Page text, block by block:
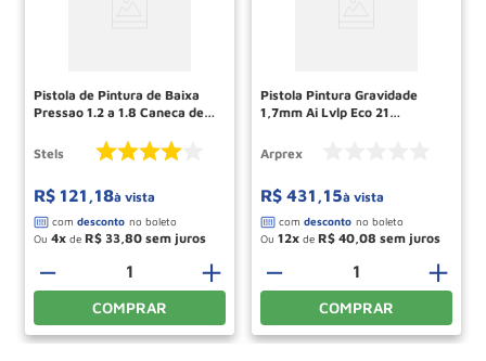
Pistola de Pintura de Baixa
Pressao 1.2 a 1.8 Caneca de
Stels
R$ 121 ,18à vista
Ou 4 de R$ 33,80
＋
－
COMPRAR
Pistola Pintura Gravidade
1,7mm Ai Lvlp Eco 21
Arprex
R$ 431 ,15à vista
Ou 12 de R$ 40,08
＋
－
COMPRAR